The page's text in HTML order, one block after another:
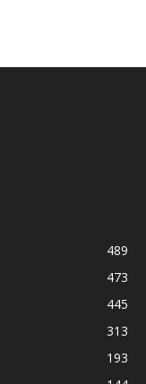
489
473
445
313
193